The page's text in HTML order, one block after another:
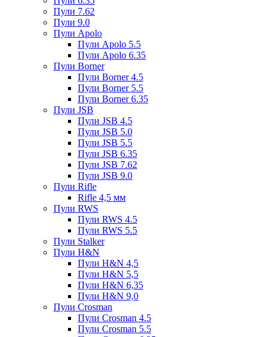
Пули 7.62
Пули 9.0
Пули Apolo
Пули Apolo 5.5
Пули Apolo 6.35
Пули Borner
Пули Borner 4.5
Пули Borner 5.5
Пули Borner 6.35
Пули JSB
Пули JSB 4.5
Пули JSB 5.0
Пули JSB 5.5
Пули JSB 6.35
Пули JSB 7.62
Пули JSB 9.0
Пули Rifle
Rifle 4,5 мм
Пули RWS
Пули RWS 4.5
Пули RWS 5.5
Пули Stalker
Пули H&N
Пули H&N 4,5
Пули H&N 5,5
Пули H&N 6,35
Пули H&N 9,0
Пули Crosman
Пули Crosman 4.5
Пули Crosman 5.5